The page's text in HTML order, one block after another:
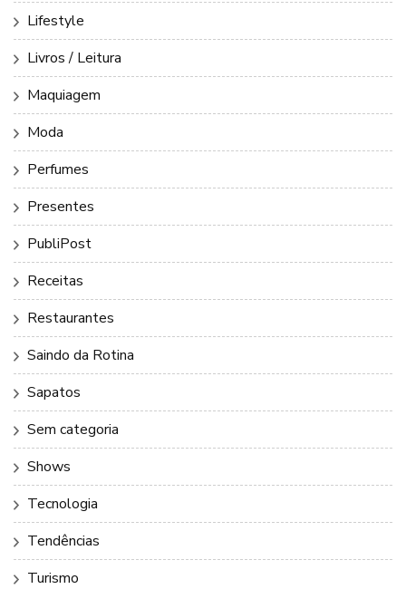
Lifestyle
Livros / Leitura
Maquiagem
Moda
Perfumes
Presentes
PubliPost
Receitas
Restaurantes
Saindo da Rotina
Sapatos
Sem categoria
Shows
Tecnologia
Tendências
Turismo